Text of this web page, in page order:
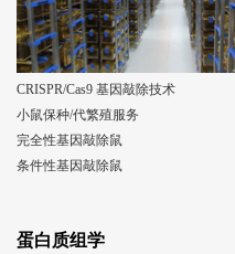
CRISPR/Cas9 基因敲除技术
小鼠保种/代繁殖服务
完全性基因敲除鼠
条件性基因敲除鼠
蛋白质组学